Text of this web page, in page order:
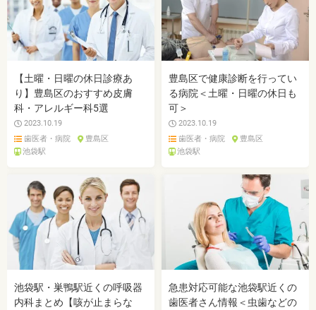
【土曜・日曜の休日診療あ
り】豊島区のおすすめ皮膚
科・アレルギー科5選
2023.10.19
歯医者・病院
豊島区
池袋駅
豊島区で健康診断を行ってい
る病院＜土曜・日曜の休日も
可＞
2023.10.19
歯医者・病院
豊島区
池袋駅
池袋駅・巣鴨駅近くの呼吸器
内科まとめ【咳が止まらな
急患対応可能な池袋駅近くの
歯医者さん情報＜虫歯などの